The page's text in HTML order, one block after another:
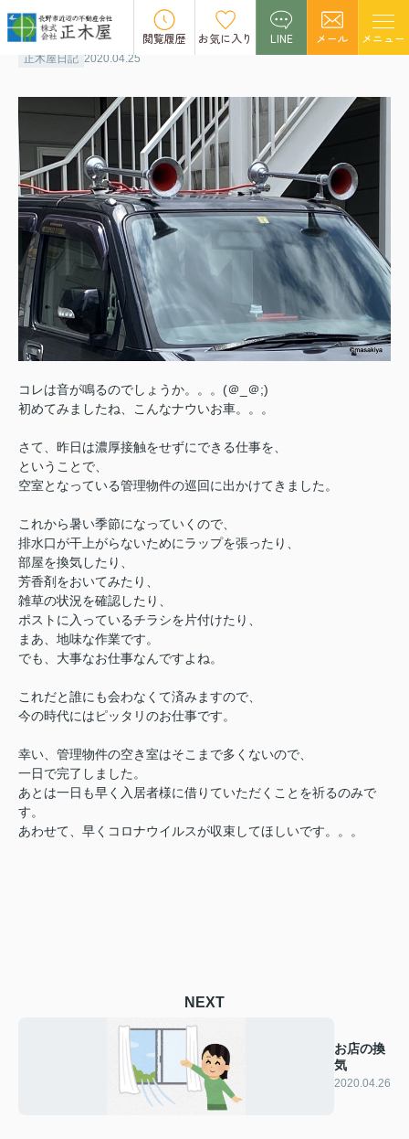
閲覧履歴 お気に入り LINE メール メニュー
管理物件の巡回
正木屋日記 2020.04.25
コレは音が鳴るのでしょうか。。。(＠_＠;)
初めてみましたね、こんなナウいお車。。。
さて、昨日は濃厚接触をせずにできる仕事を、
ということで、
空室となっている管理物件の巡回に出かけてきました。
これから暑い季節になっていくので、
排水口が干上がらないためにラップを張ったり、
部屋を換気したり、
芳香剤をおいてみたり、
雑草の状況を確認したり、
ポストに入っているチラシを片付けたり、
まあ、地味な作業です。
でも、大事なお仕事なんですよね。
これだと誰にも会わなくて済みますので、
今の時代にはピッタリのお仕事です。
幸い、管理物件の空き室はそこまで多くないので、
一日で完了しました。
あとは一日も早く入居者様に借りていただくことを祈るのみで
す。
あわせて、早くコロナウイルスが収束してほしいです。。。
NEXT
お店の換
気
2020.04.26